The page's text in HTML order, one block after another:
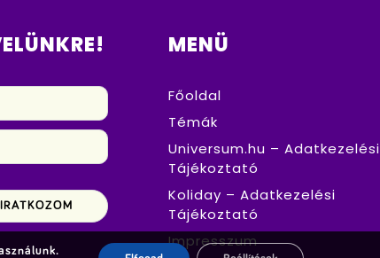
MENÜ
Főoldal
Témák
Universum.hu – Adatkezelési
Tájékoztató
Koliday – Adatkezelési
Tájékoztató
Impresszum